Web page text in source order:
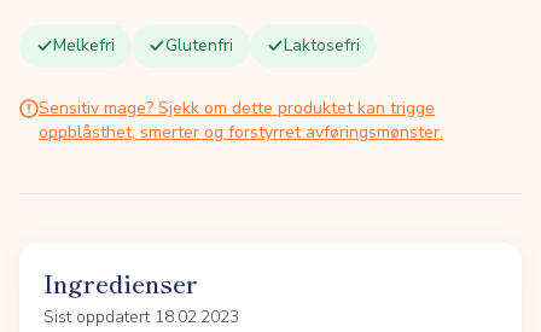
Melkefri Glutenfri Laktosefri
Sensitiv mage? Sjekk om dette produktet kan trigge
oppblåsthet, smerter og forstyrret avføringsmønster.
Ingredienser
Sist oppdatert 18.02.2023